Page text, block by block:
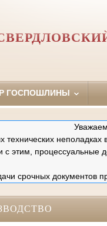
ГОСПОШЛИНЫ
неполадках
с этим, процессуальные
срочных документов